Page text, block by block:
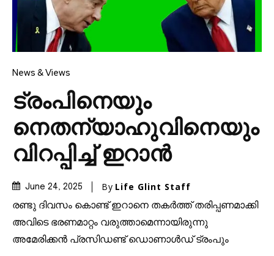
News & Views
ട്രംപിനെയും
നെതന്യാഹുവിനെയും
വിറപ്പിച്ച് ഇറാൻ
June 24, 2025 By Life Glint Staff
രണ്ടു ദിവസം കൊണ്ട് ഇറാനെ തകർത്ത് തരിപ്പണമാക്കി
അവിടെ ഭരണമാറ്റം വരുത്താമെന്നായിരുന്നു
അമേരിക്കൻ പ്രസിഡണ്ട് ഡൊണാൾഡ് ട്രംപും